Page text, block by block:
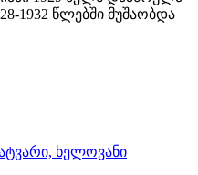
1932 წლებში მუშაობდა
ხელოვანი